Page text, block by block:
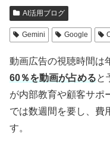
AI活用ブログ
Gemini Google
動画広告の視聴時間は
60％を動画が占めると
が内部教育や顧客サポ
では数週間を要し、費
す。